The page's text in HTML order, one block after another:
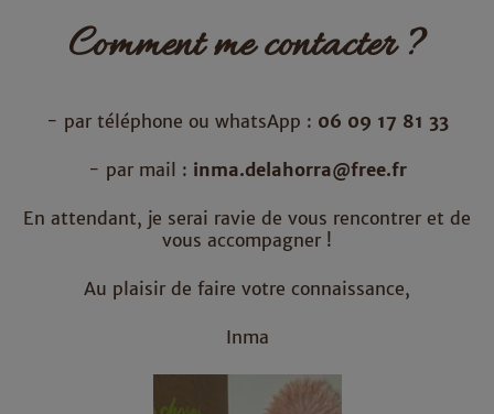
Comment me contacter ?
- par téléphone ou whatsApp : 06 09 17 81 33
- par mail : inma.delahorra@free.fr
En attendant, je serai ravie de vous rencontrer et de
vous accompagner !
Au plaisir de faire votre connaissance,
Inma